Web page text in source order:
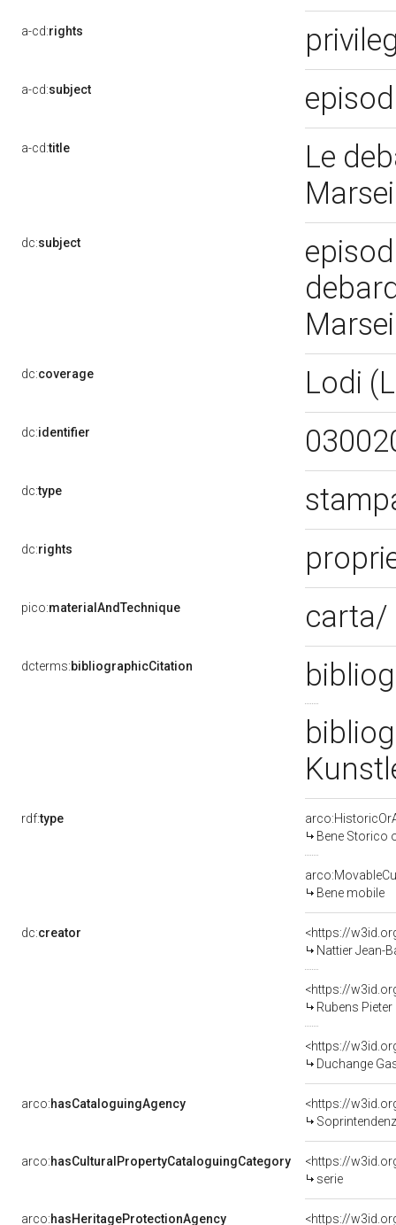
a-cd:rights
a-cd:subject
a-cd:title
Le
dc:subject
dc:coverage Lodi
dc:identifier
dc:type
dc:rights
pico:materialAndTechnique
dcterms:bibliographicCitation
rdf:type
Bene Storico
Bene mobile
dc:creator
<https://
Nattier Jean-
<https://
Rubens
<https://
Duchange
arco:hasCataloguingAgency
<https://
Soprintendenza per i
arco:hasCulturalPropertyCataloguingCategory
<https://
serie
arco:hasHeritageProtectionAgency <https://